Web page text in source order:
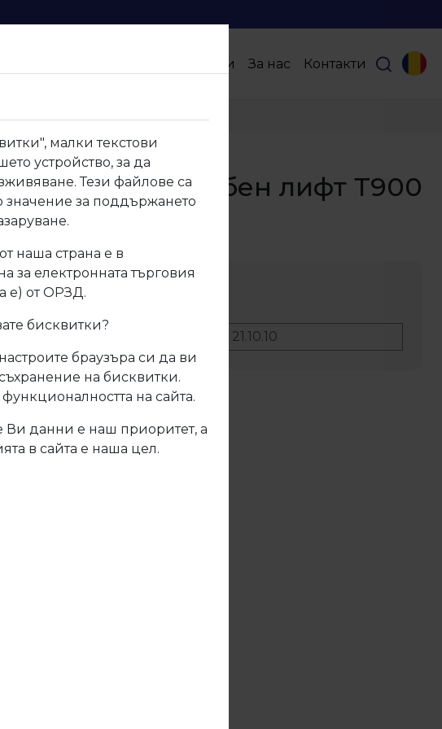
Партньори За нас Контакти
малки текстови
устройство, за да
Тези файлове са
за поддържането
наша страна е в
за електронната търговия
е) от ОРЗД.
бисквитки?
браузъра си да ви
на бисквитки.
на сайта.
Ви данни е наш приоритет, а
в сайта е наша цел.
21.10.10 Гардеробен лифт Т900
Код: 21.10.10
Описание
21.10.10